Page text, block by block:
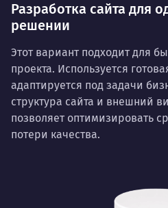
Разработка сайта для
решении
Этот вариант подходит для
проекта. Используется
адаптируется под задачи
структура сайта и внешний
позволяет оптимизировать
потери качества.